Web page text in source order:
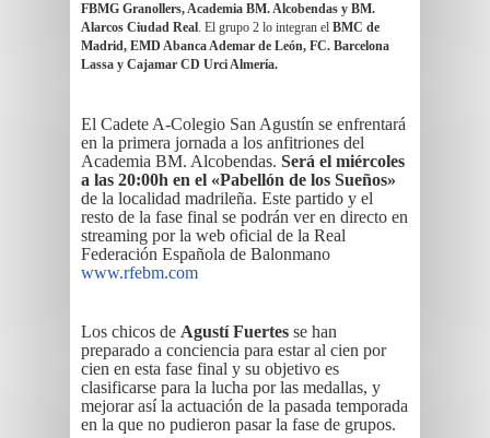
FBMG Granollers, Academia BM. Alcobendas y BM.
Alarcos Ciudad Real. El grupo 2 lo integran el BMC de
Madrid, EMD Abanca Ademar de León, FC. Barcelona
Lassa y Cajamar CD Urci Almería.
El Cadete A-Colegio San Agustín se enfrentará
en la primera jornada a los anfitriones del
Academia BM. Alcobendas. Será el miércoles
a las 20:00h en el «Pabellón de los Sueños»
de la localidad madrileña. Este partido y el
resto de la fase final se podrán ver en directo en
streaming por la web oficial de la Real
Federación Española de Balonmano
www.rfebm.com
Los chicos de Agustí Fuertes se han
preparado a conciencia para estar al cien por
cien en esta fase final y su objetivo es
clasificarse para la lucha por las medallas, y
mejorar así la actuación de la pasada temporada
en la que no pudieron pasar la fase de grupos.